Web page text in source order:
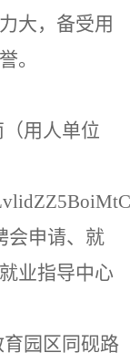
大，备受用
。
用人单位
会申请、就
业指导中心
园区同砚路